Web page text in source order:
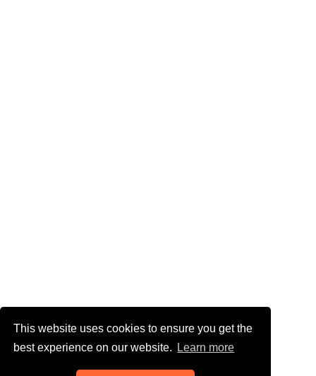
This website uses cookies to ensure you get the
best experience on our website.
Learn more